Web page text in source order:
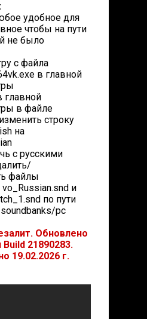
удобное для
чтобы на пути
не было
с файла
в главной
главной
в файле
строку
на
с русскими
файлы
и
по пути
pc
Обновлено
21890283.
19.02.2026 г.